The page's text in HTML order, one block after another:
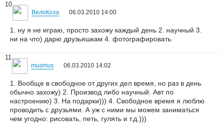
10
ВелоКоза 06.03.2010 14:00
1. ну я не играю, просто захожу каждый день 2. научный 3.
ни на что) дарю друзьяшкам 4. фотографировать
11
musmus 06.03.2010 14:02
1. Вообще в свободное от других дел время, но раз в день
обычно захожу) 2. Производ либо научный. Авт по
настроению) 3. На подарки))) 4. Свободное время я люблю
проводить с друзьями. А уж с ними мы можем заниматься
чем угодно: рисовать, петь, гулять и т.д.)))